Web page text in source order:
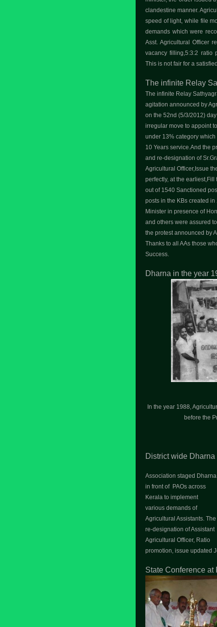
clandestine manner.
speed of light, while file
demands which were
Asst. Agricultural Officer
vacancy filling,5:3:2 ratio
This is not fair for a
The infinite Relay
The infinite Relay
agitation announced by
on the 52nd (5/3/2012)
irregular move to appoint
under 13% category
10 Years service.And the
and re-designation of
Agricultural Officer,Issue
perfectly, at the
out of 1540 Sanctioned
posts in the KBs created
Minister in presence of
and others were assured
the protest announced by
Thanks to all AAs those
Success.
Dharna in the year
In the year 1988,
before the
District wide
Association staged Dharna
in front of PAOs across
Kerala to implement
various demands of
Agricultural Assistants. The
re-designation of Assistant
Agricultural Officer, Ratio
promotion, issue updated
State Conference at